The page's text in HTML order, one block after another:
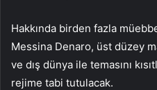
Hakkında birden fazla
Messina Denaro, üst düzey
ve dış dünya ile temasını
rejime tabi tutulacak.